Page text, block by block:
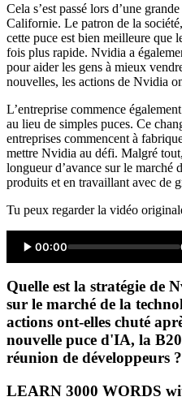
Cela s’est passé lors d’une
Californie. Le patron de la
cette puce est bien meilleure que
fois plus rapide. Nvidia a
pour aider les gens à mieux
nouvelles, les actions de Nvidia
L’entreprise commence
au lieu de simples puces. Ce
entreprises commencent à
mettre Nvidia au défi. Malgré
longueur d’avance sur le marché
produits et en travaillant avec de
Tu peux regarder la vidéo
00:00
Quelle est la stratégie de
sur le marché de la
actions ont-elles chuté
nouvelle puce d'IA, la
réunion de développeurs ?
LEARN 3000 WORDS